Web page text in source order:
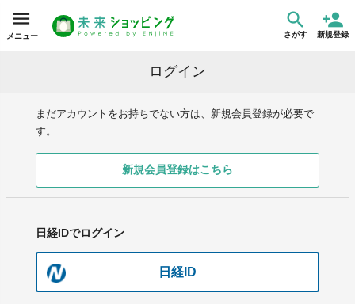
メニュー さがす 新規登録
ログイン
まだアカウントをお持ちでない方は、新規会員登録が必要で
す。
新規会員登録はこちら
日経IDでログイン
日経ID